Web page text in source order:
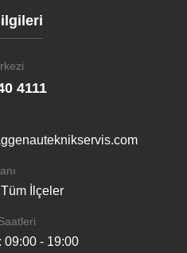
4111
İlçeler
09:00 - 19:00